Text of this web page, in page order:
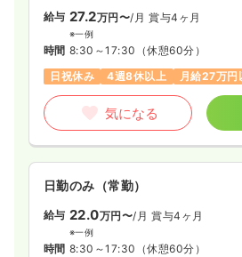
給与 27.2万円〜/月 賞与4ヶ月
※一例
時間 8:30～17:30 （休憩60分）
日祝休み
4週8休以上 月給27万円
気になる
日勤のみ（常勤）
給与 22.0万円〜/月 賞与4ヶ月
※一例
時間 8:30～17:30 （休憩60分）